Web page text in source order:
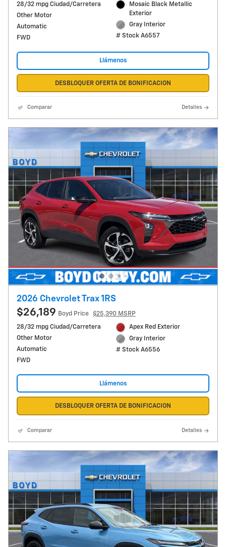
28/32 mpg Ciudad/Carretera
Other Motor
Automatic
FWD
Mosaic Black Metallic
Exterior
Gray Interior
# Stock A6557
Llámenos
DESBLOQUER OFERTA DE BONIFICACION
Comparar Detalles
2026 Chevrolet Trax 1RS
$26,189 Boyd Price
$25,390 MSRP
28/32 mpg Ciudad/Carretera
Other Motor
Automatic
FWD
Apex Red Exterior
Gray Interior
# Stock A6556
Llámenos
DESBLOQUER OFERTA DE BONIFICACION
Comparar Detalles